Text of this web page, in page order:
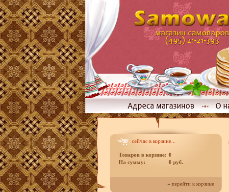
сейчас в корзине...
Товаров в корзине: 0
На сумму:
0 руб.
» перейти к корзине